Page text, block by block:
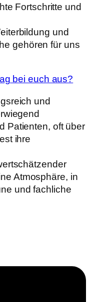
Fortschritte und
und
gehören für uns
bei euch aus?
und
Patienten, oft über
ihre
Atmosphäre, in
und fachliche